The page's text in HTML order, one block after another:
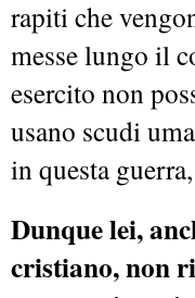
rapiti che
messe lungo il
esercito non
usano scudi
in questa
Dunque lei,
cristiano, non